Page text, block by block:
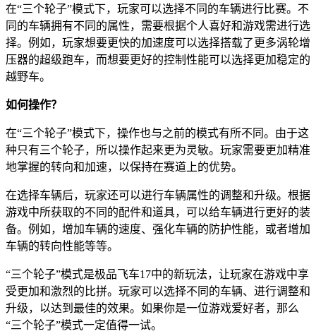
在“三个轮子”模式下，玩家可以选择不同的车辆进行比赛。不
同的车辆拥有不同的属性，需要根据个人喜好和游戏需进行选
择。例如，玩家想要更快的加速度可以选择搭载了更多涡轮增
压器的超级跑车，而想要更好的控制性能可以选择更加稳定的
越野车。
如何操作？
在“三个轮子”模式下，操作也与之前的模式有所不同。由于这
种只有三个轮子，所以操作起来更为灵敏。玩家需要更加精准
地掌握的转向和加速，以保持在赛道上的优势。
在选择车辆后，玩家还可以进行车辆属性的调整和升级。根据
游戏中所获取的不同的配件和道具，可以给车辆进行更好的装
备。例如，增加车辆的速度、强化车辆的防护性能，或者增加
车辆的转向性能等等。
“三个轮子”模式是极品飞车17中的新玩法，让玩家在游戏中享
受更加和激烈的比拼。玩家可以选择不同的车辆、进行调整和
升级，以达到最佳的效果。如果你是一位游戏爱好者，那么
“三个轮子”模式一定值得一试。